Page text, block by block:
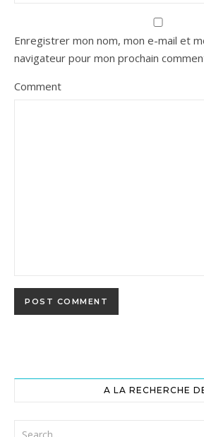
Enregistrer mon nom, mon e-mail et
navigateur pour mon prochain
Comment
A LA RECHERCHE